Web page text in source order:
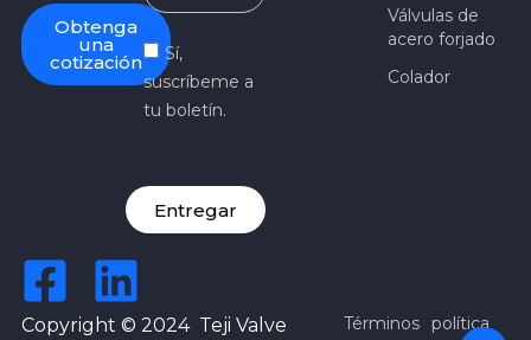
Obtenga
una
cotización
Sí,
suscríbeme a
tu boletín.
Entregar
Válvulas de
acero forjado
Colador
Copyright © 2024 Teji Valve
Términos
política